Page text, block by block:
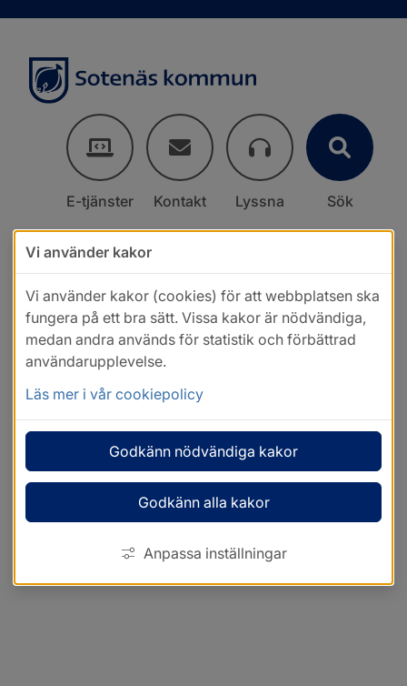
E-tjänster Kontakt Lyssna Sök
Vi använder kakor
Vi använder kakor (cookies) för att webbplatsen ska
fungera på ett bra sätt. Vissa kakor är nödvändiga,
medan andra används för statistik och förbättrad
användarupplevelse.
Läs mer i vår cookiepolicy
Godkänn nödvändiga kakor
Godkänn alla kakor
Anpassa inställningar